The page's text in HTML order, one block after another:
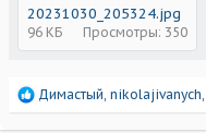
20231030_205324.jpg
96 КБ Просмотры: 350
Р
а
Димастый, nikolajivanych,